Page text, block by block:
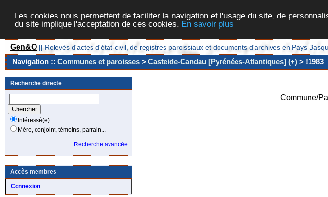
Les cookies nous permettent de faciliter la navigation et l'usage du site, de
du site implique l'acceptation de ces cookies. En savoir plus
Gen&O || Relevés d'actes d'état-civil, de registres paroissiaux et documents d'archives en Pays
Navigation :: Communes et paroisses > Casteide-Candau [Pyrénées-Atlantiques] (+) > !1983
Recherche directe
Intéressé(e)
Mère, conjoint, témoins, parrain...
Recherche avancée
Accès membres
Connexion
Commune/